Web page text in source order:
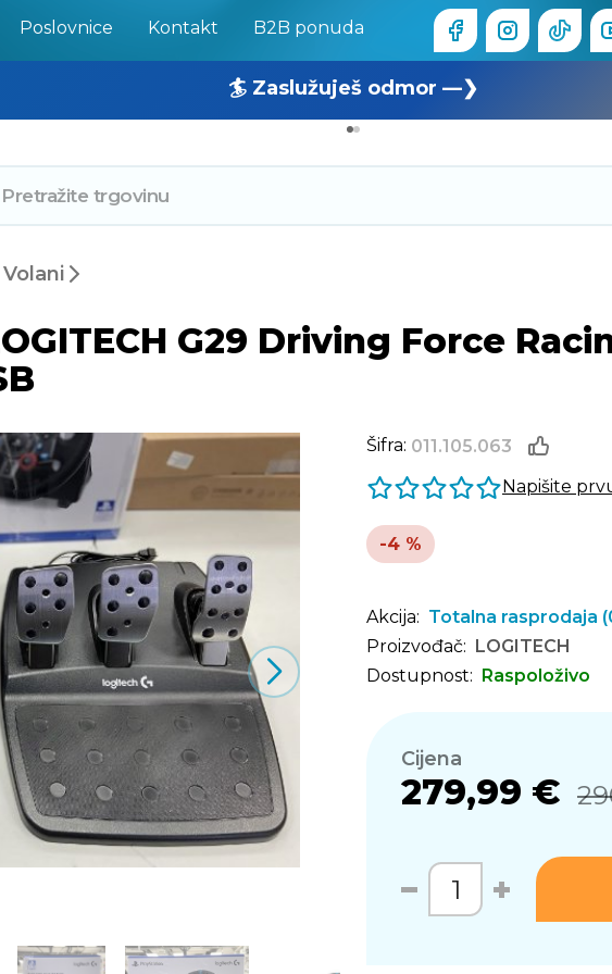
Poslovnice Kontakt B2B ponuda
🏄 Zaslužuješ odmor —❯
🔥 OUTLET: TOTALNA RASPRODAJA —❯
Volani
G29 Driving Force
Šifra: 011.105.063
Napišite
-4 %
Akcija: Totalna rasprodaja
Proizvođač: LOGITECH
Dostupnost: Raspoloživo
Cijena
279,99 €